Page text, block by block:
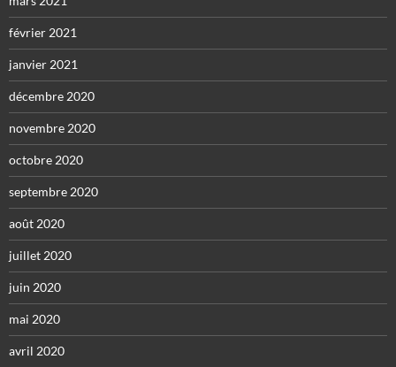
février 2021
janvier 2021
décembre 2020
novembre 2020
octobre 2020
septembre 2020
août 2020
juillet 2020
juin 2020
mai 2020
avril 2020